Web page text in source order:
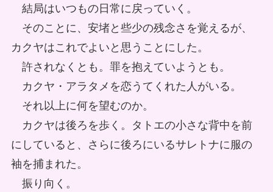
結局はいつもの日常に戻っていく。
そのことに、安堵と些少の残念さを覚えるが、
カクヤはこれでよいと思うことにした。
許されなくとも。罪を抱えていようとも。
カクヤ・アラタメを恋うてくれた人がいる。
それ以上に何を望むのか。
カクヤは後ろを歩く。タトエの小さな背中を前
にしていると、さらに後ろにいるサレトナに服の
袖を捕まれた。
振り向く。